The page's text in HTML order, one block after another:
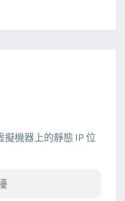
擬機器上的靜態 IP 位